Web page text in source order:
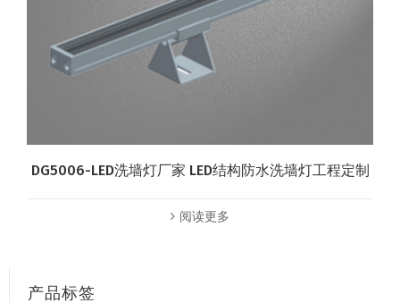
DG5006-LED洗墙灯厂家 LED结构防水洗墙灯工程定制
阅读更多
产品标签